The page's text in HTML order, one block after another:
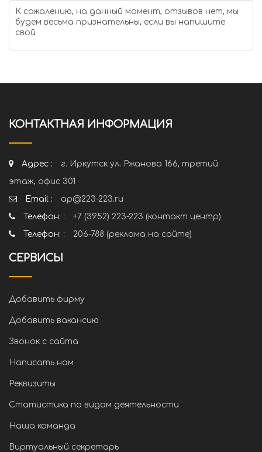
К сожалению, на данный момент, отзывов нет, мы
будем весьма признательны, если вы напишите
свой
КОНТАКТНАЯ ИНФОРМАЦИЯ
Адрес :
г. Иркутск ул. Ржанова 166, третий
этаж, офис 301
Email :
ap@223-223.ru
Телефон: :
+7 (3952) 223-223 (контакт центр)
Телефон: :
206-788 (реклама на сайте)
СЕРВИСЫ
Добавить фирму
Добавить вакансию
Звонок с сайта
Написать нам
Реквизиты
Статистика по видам деятельности
Наша команда
Виртуальный секретарь